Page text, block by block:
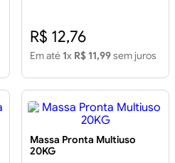
R$ 12,76
Em até 1x R$ 11,99sem juros
Massa Pronta Multiuso
20KG